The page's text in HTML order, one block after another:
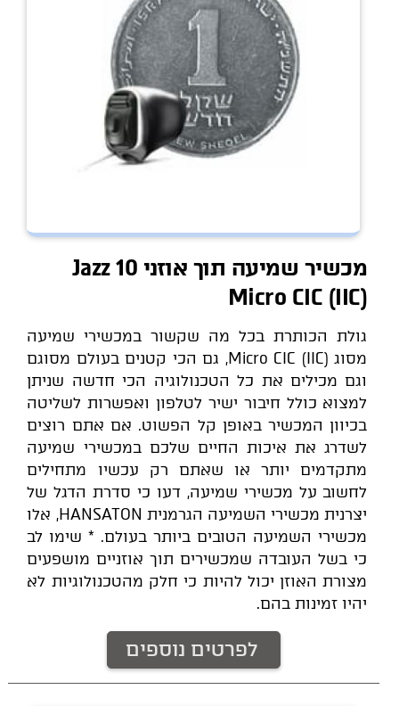
מכשיר שמיעה תוך אוזני Jazz 10
Micro CIC (IIC)
גולת הכותרת בכל מה שקשור במכשירי שמיעה
מסוג Micro CIC (IIC), גם הכי קטנים בעולם מסוגם
וגם מכילים את כל הטכנולוגיה הכי חדשה שניתן
למצוא כולל חיבור ישיר לטלפון ואפשרות לשליטה
בכיוון המכשיר באופן קל הפשוט. אם אתם רוצים
לשדרג את איכות החיים שלכם במכשירי שמיעה
מתקדמים יותר או שאתם רק עכשיו מתחילים
לחשוב על מכשירי שמיעה, דעו כי סדרת הדגל של
יצרנית מכשירי השמיעה הגרמנית HANSATON, אלו
מכשירי השמיעה הטובים ביותר בעולם. * שימו לב
כי בשל העובדה שמכשירים תוך אוזניים מושפעים
מצורת האוזן יכול להיות כי חלק מהטכנולוגיות לא
יהיו זמינות בהם.
לפרטים נוספים